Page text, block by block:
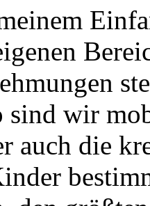
sind wir
auch die